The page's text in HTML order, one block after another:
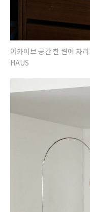
아카이브 공간 한 켠에 자
HAUS